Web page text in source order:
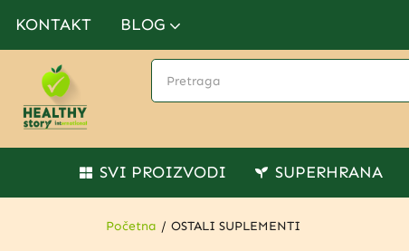
KONTAKT BLOG
SVI PROIZVODI SUPERHRANA
Početna OSTALI SUPLEMENTI